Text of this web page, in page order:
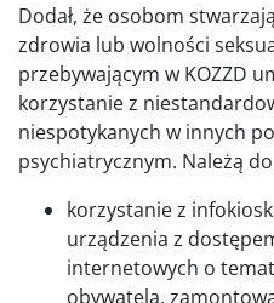
Dodał, że osobom
zdrowia lub wolności
przebywającym w KOZZD
korzystanie z
niespotykanych w innych
psychiatrycznym. Należą
korzystanie z
urządzenia z
internetowych o
obywatela,